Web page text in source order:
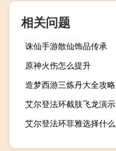
相关问题
诛仙手游散仙饰品传承
原神火伤怎么提升
造梦西游三炼丹大全攻略
艾尔登法环截肢飞龙演示
艾尔登法环菲雅选择什么